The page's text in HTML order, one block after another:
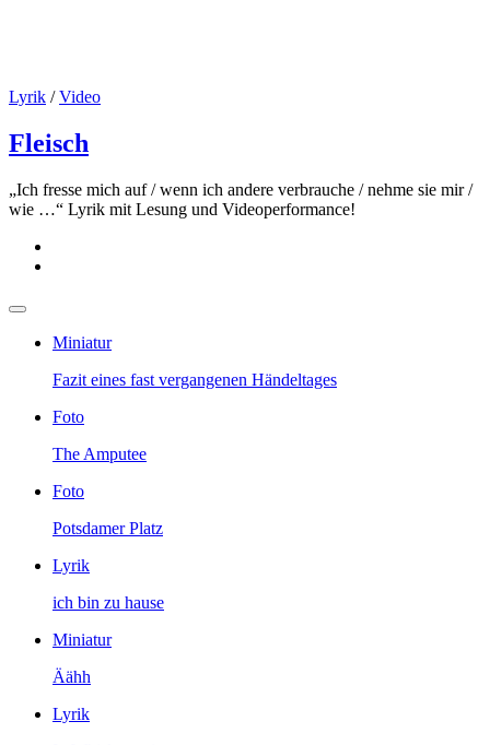
Lyrik /Video
Fleisch
„Ich fresse mich auf / wenn ich andere verbrauche / nehme sie mir /
wie …“ Lyrik mit Lesung und Videoperformance!
Miniatur
Fazit eines fast vergangenen Händeltages
Foto
The Amputee
Foto
Potsdamer Platz
Lyrik
ich bin zu hause
Miniatur
Äähh
Lyrik